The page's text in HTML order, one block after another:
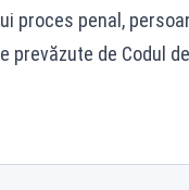
proces penal,
de Codul